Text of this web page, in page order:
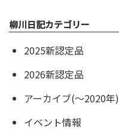
柳川日記カテゴリー
2025新認定品
2026新認定品
アーカイブ(〜2020年)
イベント情報